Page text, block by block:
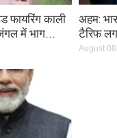
फायरिंग काली
जंगल में भाग…
अहम:
टैरिफ
August